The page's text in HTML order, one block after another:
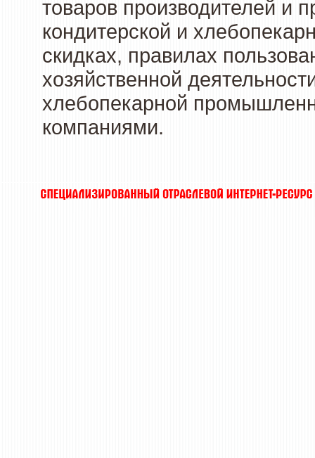
товаров производителей и
кондитерской и
скидках, правилах
хозяйственной
хлебопекарной
компаниями.